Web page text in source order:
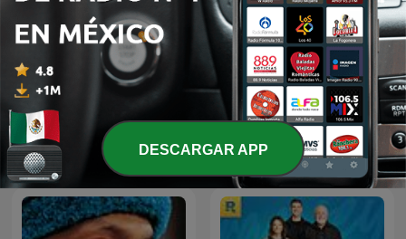
StarTalk Radio English, please
Más podcasts internacionales de
Educación
DESCARGAR APP